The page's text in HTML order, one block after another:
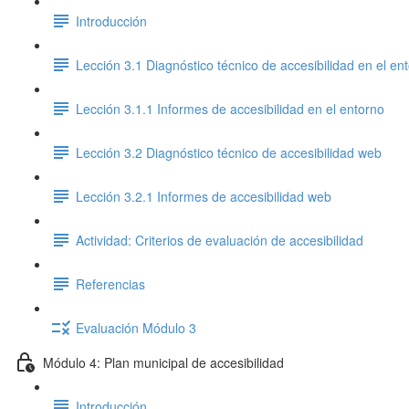
Introducción
Lección 3.1 Diagnóstico técnico de accesibilidad en el
Lección 3.1.1 Informes de accesibilidad en el entorno
Lección 3.2 Diagnóstico técnico de accesibilidad web
Lección 3.2.1 Informes de accesibilidad web
Actividad: Criterios de evaluación de accesibilidad
Referencias
Evaluación Módulo 3
Módulo 4: Plan municipal de accesibilidad